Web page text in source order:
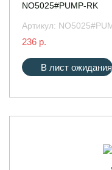
NO5025#PUMP-RK
Артикул:
236 р.
В лист ожидания